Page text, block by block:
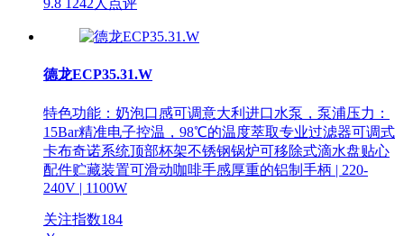
9.8 1242人点评
德龙ECP35.31.W
特色功能：奶泡口感可调意大利进口水泵，泵浦压力：
15Bar精准电子控温，98℃的温度萃取专业过滤器可调式
卡布奇诺系统顶部杯架不锈钢锅炉可移除式滴水盘贴心
配件贮藏装置可滑动咖啡手感厚重的铝制手柄 | 220-
240V | 1100W
关注指数184